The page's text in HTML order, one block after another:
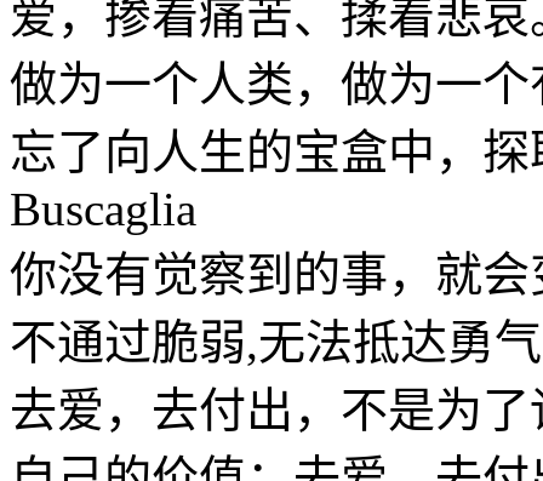
爱，掺着痛苦、揉着悲
做为一个人类，做为一
忘了向人生的宝盒中，
Buscaglia
你没有觉察到的事，就
不通过脆弱,无法抵达勇
去爱，去付出，不是为